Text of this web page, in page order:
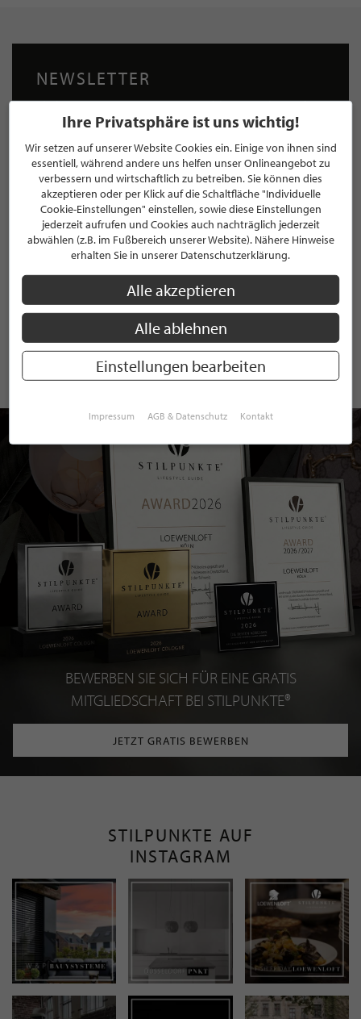
NEWSLETTER
Bleiben Sie immer UP TO DATE! Melden Sie sich jetzt für
unseren STILPUNKTE®-Newsletter an und profitieren Sie
von exklusiven
Neuigkeiten, Trendsund Angeboten
Mit der Anmeldung für unseren Newsletter stimmen Sie
unserenDatenschutzbestimmungenzu. Eine Abmeldung
ist jederzeit möglich.
ANMELDEN
Mit der Anmeldung an unserem Newsletter stimmen Sie unseren
Datenschutzbestimmungenzu. EineAbmeldung
BEWERBEN SIE SICH FÜR EINE GRATIS
MITGLIEDSCHAFT BEI STILPUNKTE®
JETZT GRATIS BEWERBEN
STILPUNKTE AUF
INSTAGRAM
Ihre Privatsphäre ist uns wichtig!
Wir setzen auf unserer Website Cookies ein. Einige von ihnen sind
essentiell, während andere uns helfen unser Onlineangebot zu
verbessern und wirtschaftlich zu betreiben. Sie können dies
akzeptieren oder per Klick auf die Schaltfläche "Individuelle
Cookie-Einstellungen" einstellen, sowie diese Einstellungen
jederzeit aufrufen und Cookies auch nachträglich jederzeit
abwählen (z.B. im Fußbereich unserer Website). Nähere Hinweise
erhalten Sie in unserer Datenschutzerklärung.
Alle akzeptieren
Alle ablehnen
Einstellungen bearbeiten
Impressum AGB & Datenschutz Kontakt